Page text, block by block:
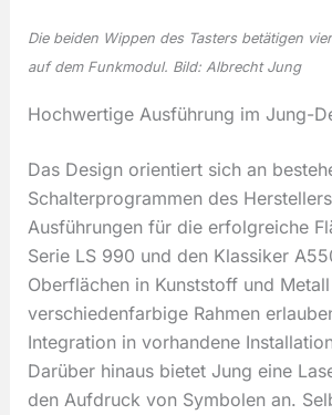
Die beiden Wippen des Tasters betätigen
auf dem Funkmodul. Bild: Albrecht Jung
Hochwertige Ausführung im Jung-
Das Design orientiert sich an
Schalterprogrammen des
Ausführungen für die erfolgreiche
Serie LS 990 und den Klassiker
Oberflächen in Kunststoff und
verschiedenfarbige Rahmen
Integration in vorhandene
Darüber hinaus bietet Jung eine
den Aufdruck von Symbolen an.